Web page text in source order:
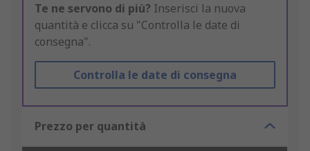
Te ne servono di più? Inserisci la nuova
quantità e clicca su "Controlla le date di
consegna".
Controlla le date di consegna
Prezzo per quantità